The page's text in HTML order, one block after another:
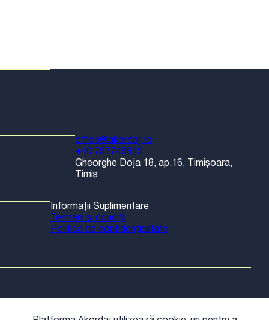
office@akordaj.ro
+40 757746849
Gheorghe Doja 18, ap.16, Timișoara,
Timiș
Informații Suplimentare
Termeni și condiții
Politica de confidențialitate